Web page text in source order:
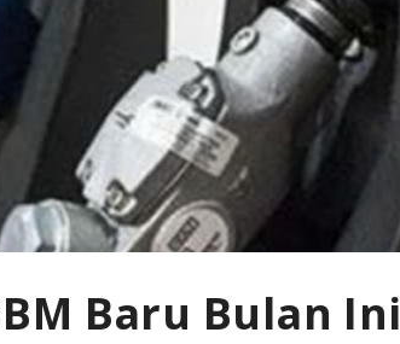
Baru Bulan Ini